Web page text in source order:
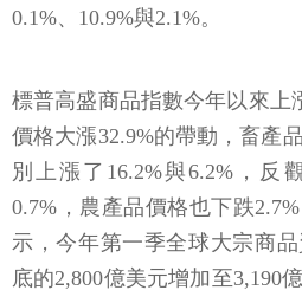
0.1%、10.9%與2.1%。
標普高盛商品指數今年以來上
價格大漲32.9%的帶動，畜產
別上漲了16.2%與6.2%，反
0.7%，農產品價格也下跌
示，今年第一季全球大宗商
底的2,800億美元增加至3,190